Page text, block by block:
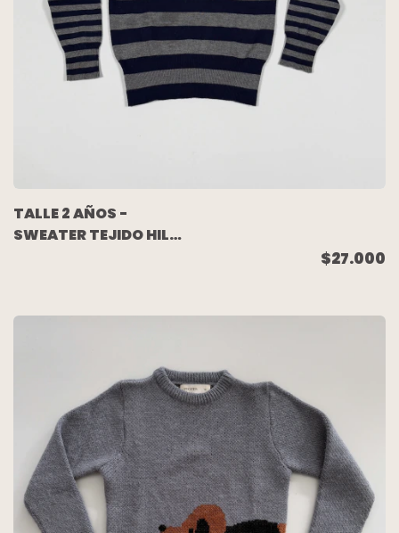
TALLE 2 AÑOS -
SWEATER TEJIDO HILO
$27.000